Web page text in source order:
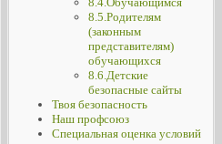
8.5.Родителям
(законным
представителям)
обучающихся
8.6.Детские
безопасные сайты
Твоя безопасность
Наш профсоюз
Специальная оценка условий